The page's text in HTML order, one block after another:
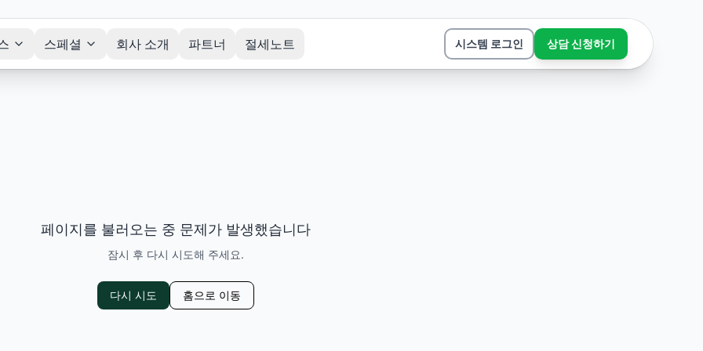
스페셜 회사 소개 파트너 절세노트 시스템 로그인 상담 신청하기
페이지를 불러오는 중 문제가 발생했습니다
잠시 후 다시 시도해 주세요.
다시 시도 홈으로 이동